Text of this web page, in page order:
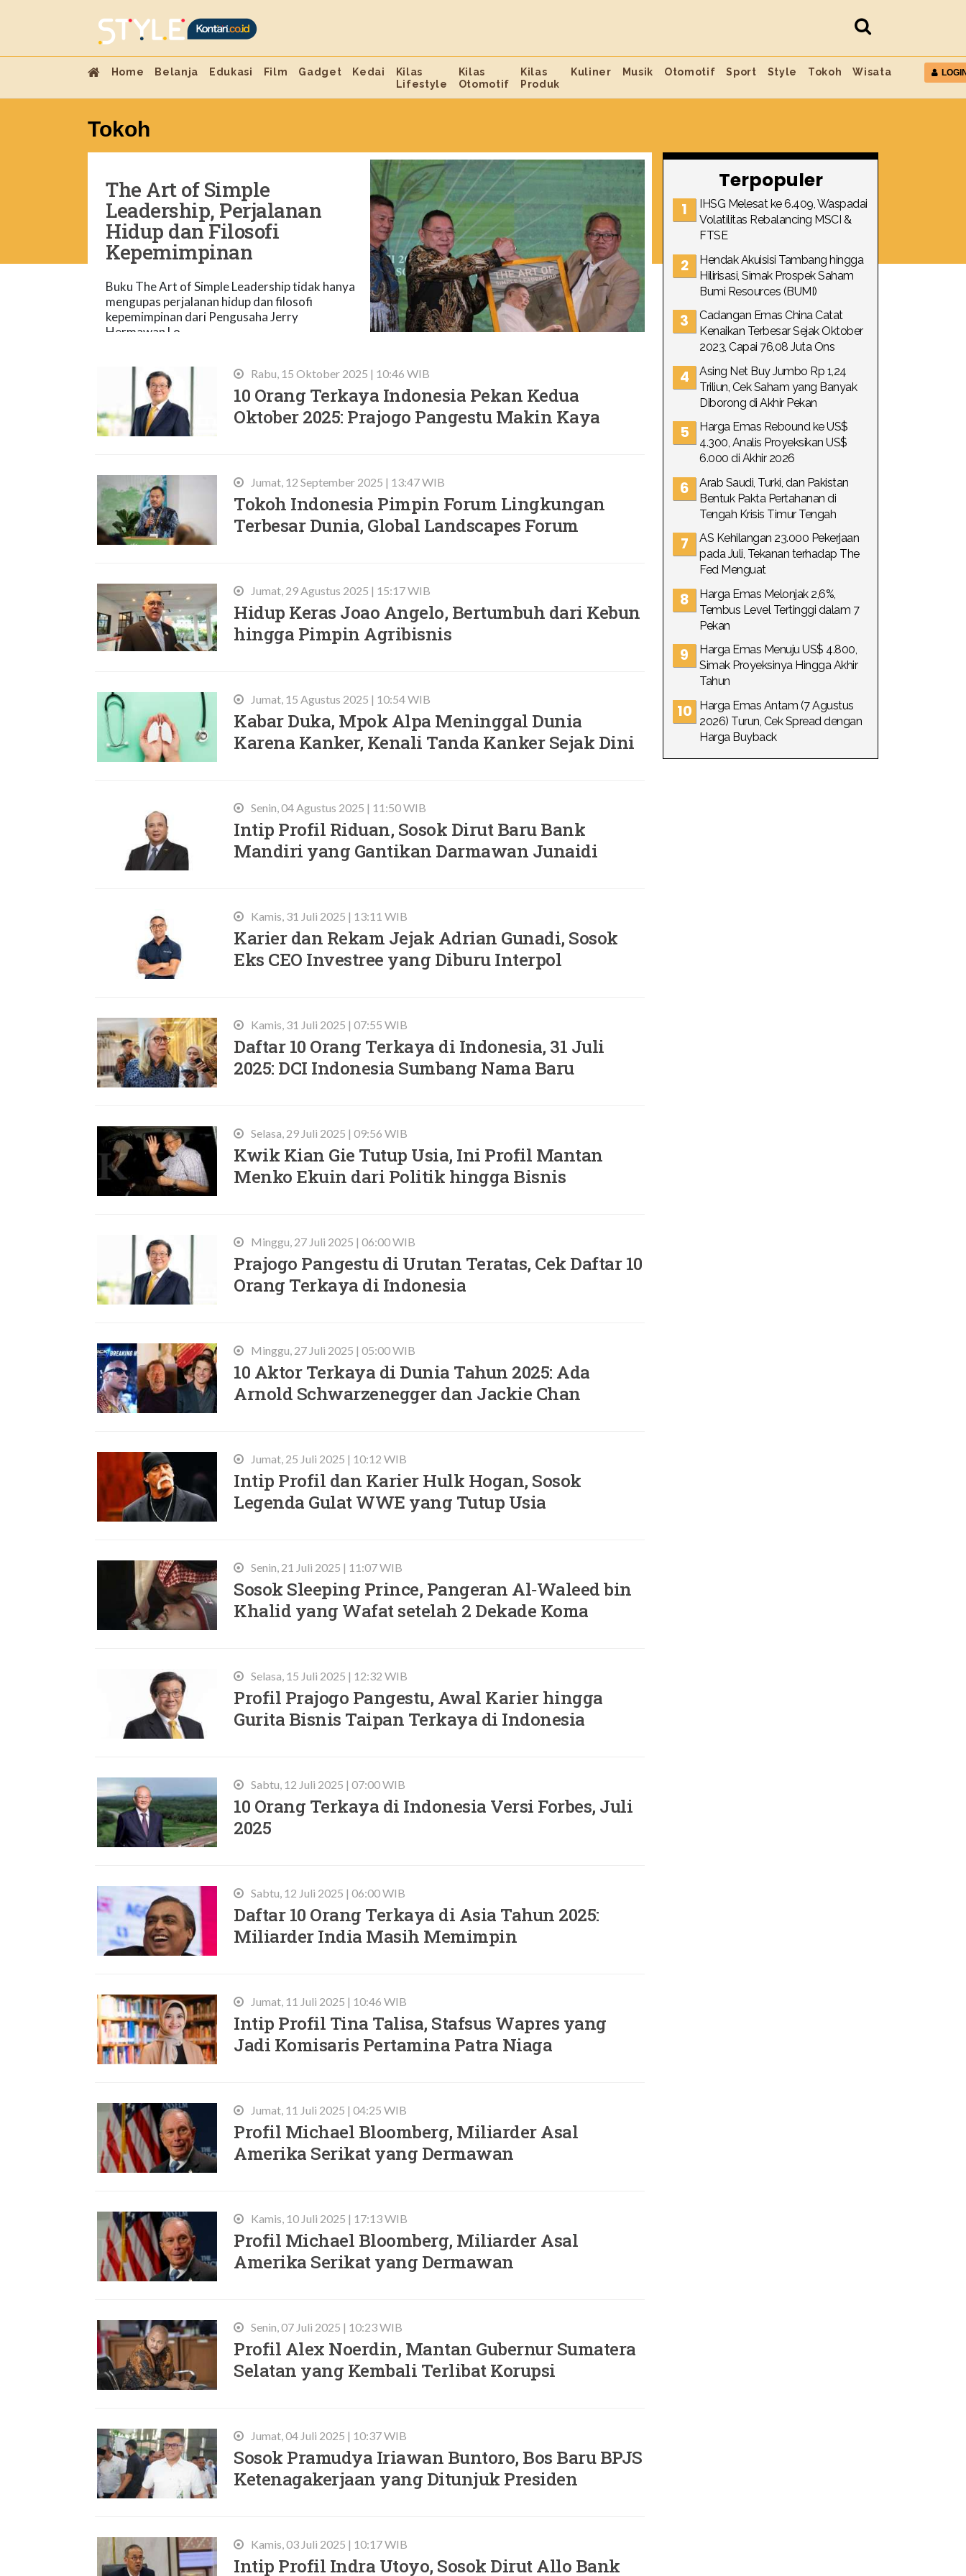
Home Belanja Edukasi Film Gadget Kedai
Kilas
Lifestyle
Kilas
Otomotif
Kilas
Produk
Kuliner Musik Otomotif Sport Style Tokoh Wisata
Tokoh
The Art of Simple
Leadership, Perjalanan
Hidup dan Filosofi
Kepemimpinan
Buku The Art of Simple Leadership tidak hanya
mengupas perjalanan hidup dan filosofi
kepemimpinan dari Pengusaha Jerry
Hermawan Lo.
Rabu, 15 Oktober 2025 | 10:46 WIB
10 Orang Terkaya Indonesia Pekan Kedua
Oktober 2025: Prajogo Pangestu Makin Kaya
Jumat, 12 September 2025 | 13:47 WIB
Tokoh Indonesia Pimpin Forum Lingkungan
Terbesar Dunia, Global Landscapes Forum
Jumat, 29 Agustus 2025 | 15:17 WIB
Hidup Keras Joao Angelo, Bertumbuh dari Kebun
hingga Pimpin Agribisnis
Jumat, 15 Agustus 2025 | 10:54 WIB
Kabar Duka, Mpok Alpa Meninggal Dunia
Karena Kanker, Kenali Tanda Kanker Sejak Dini
Senin, 04 Agustus 2025 | 11:50 WIB
Intip Profil Riduan, Sosok Dirut Baru Bank
Mandiri yang Gantikan Darmawan Junaidi
Kamis, 31 Juli 2025 | 13:11 WIB
Karier dan Rekam Jejak Adrian Gunadi, Sosok
Eks CEO Investree yang Diburu Interpol
Kamis, 31 Juli 2025 | 07:55 WIB
Daftar 10 Orang Terkaya di Indonesia, 31 Juli
2025: DCI Indonesia Sumbang Nama Baru
Selasa, 29 Juli 2025 | 09:56 WIB
Kwik Kian Gie Tutup Usia, Ini Profil Mantan
Menko Ekuin dari Politik hingga Bisnis
Minggu, 27 Juli 2025 | 06:00 WIB
Prajogo Pangestu di Urutan Teratas, Cek Daftar 10
Orang Terkaya di Indonesia
Minggu, 27 Juli 2025 | 05:00 WIB
10 Aktor Terkaya di Dunia Tahun 2025: Ada
Arnold Schwarzenegger dan Jackie Chan
Jumat, 25 Juli 2025 | 10:12 WIB
Intip Profil dan Karier Hulk Hogan, Sosok
Legenda Gulat WWE yang Tutup Usia
Senin, 21 Juli 2025 | 11:07 WIB
Sosok Sleeping Prince, Pangeran Al‑Waleed bin
Khalid yang Wafat setelah 2 Dekade Koma
Selasa, 15 Juli 2025 | 12:32 WIB
Profil Prajogo Pangestu, Awal Karier hingga
Gurita Bisnis Taipan Terkaya di Indonesia
Sabtu, 12 Juli 2025 | 07:00 WIB
10 Orang Terkaya di Indonesia Versi Forbes, Juli
2025
Sabtu, 12 Juli 2025 | 06:00 WIB
Daftar 10 Orang Terkaya di Asia Tahun 2025:
Miliarder India Masih Memimpin
Jumat, 11 Juli 2025 | 10:46 WIB
Intip Profil Tina Talisa, Stafsus Wapres yang
Jadi Komisaris Pertamina Patra Niaga
Jumat, 11 Juli 2025 | 04:25 WIB
Profil Michael Bloomberg, Miliarder Asal
Amerika Serikat yang Dermawan
Kamis, 10 Juli 2025 | 17:13 WIB
Profil Michael Bloomberg, Miliarder Asal
Amerika Serikat yang Dermawan
Senin, 07 Juli 2025 | 10:23 WIB
Profil Alex Noerdin, Mantan Gubernur Sumatera
Selatan yang Kembali Terlibat Korupsi
Jumat, 04 Juli 2025 | 10:37 WIB
Sosok Pramudya Iriawan Buntoro, Bos Baru BPJS
Ketenagakerjaan yang Ditunjuk Presiden
Kamis, 03 Juli 2025 | 10:17 WIB
Intip Profil Indra Utoyo, Sosok Dirut Allo Bank
Terpopuler
IHSG Melesat ke 6.409, Waspadai
Volatilitas Rebalancing MSCI &
FTSE
Hendak Akuisisi Tambang hingga
Hilirisasi, Simak Prospek Saham
Bumi Resources (BUMI)
Cadangan Emas China Catat
Kenaikan Terbesar Sejak Oktober
2023, Capai 76,08 Juta Ons
Asing Net Buy Jumbo Rp 1,24
Triliun, Cek Saham yang Banyak
Diborong di Akhir Pekan
Harga Emas Rebound ke US$
4.300, Analis Proyeksikan US$
6.000 di Akhir 2026
Arab Saudi, Turki, dan Pakistan
Bentuk Pakta Pertahanan di
Tengah Krisis Timur Tengah
AS Kehilangan 23.000 Pekerjaan
pada Juli, Tekanan terhadap The
Fed Menguat
Harga Emas Melonjak 2,6%,
Tembus Level Tertinggi dalam 7
Pekan
Harga Emas Menuju US$ 4.800,
Simak Proyeksinya Hingga Akhir
Tahun
Harga Emas Antam (7 Agustus
2026) Turun, Cek Spread dengan
Harga Buyback